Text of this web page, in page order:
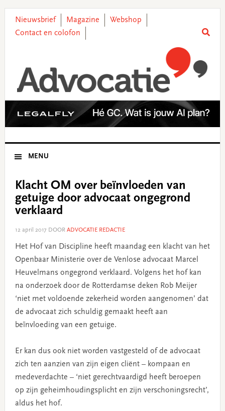
primary
main
primary
footer
Nieuwsbrief Magazine
Webshop
Contact en colofon
MENU
Klacht OM over beïnvloeden van
getuige door advocaat ongegrond
verklaard
12 april 2017 DOOR ADVOCATIE REDACTIE
Het Hof van Discipline heeft maandag een klacht van het
Openbaar Ministerie over de Venlose advocaat Marcel
Heuvelmans ongegrond verklaard. Volgens het hof kan
na onderzoek door de Rotterdamse deken Rob Meijer
‘niet met voldoende zekerheid worden aangenomen’ dat
de advocaat zich schuldig gemaakt heeft aan
beïnvloeding van een getuige.
Er kan dus ook niet worden vastgesteld of de advocaat
zich ten aanzien van zijn eigen cliënt – kompaan en
medeverdachte – ‘niet gerechtvaardigd heeft beroepen
op zijn geheimhoudingsplicht en zijn verschoningsrecht’,
aldus het hof.